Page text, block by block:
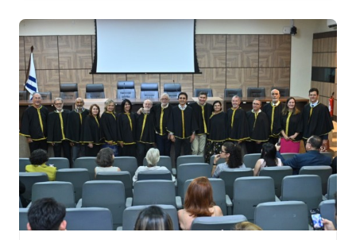
entrega oficialmente o novo Auditório José Maria
Rodrigues e […]